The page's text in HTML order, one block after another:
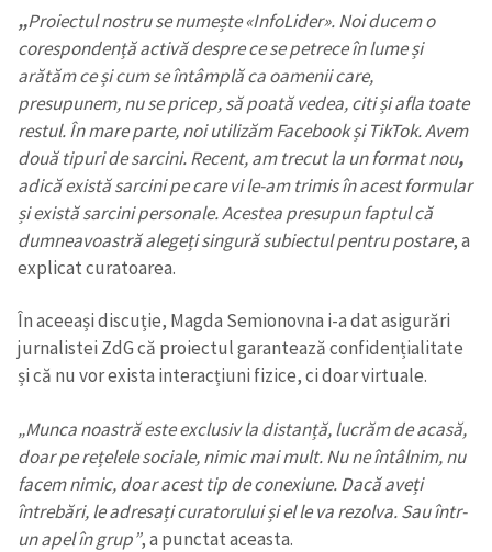
„Proiectul nostru se numește«InfoLider». Noi ducem o
corespondență activă despre ce se petrece în lume și
arătăm ce și cum se întâmplă ca oamenii care,
presupunem, nu se pricep, să poată vedea, citi și afla toate
restul. În mare parte, noi utilizăm Facebook și TikTok. Avem
două tipuri de sarcini. Recent, am trecut la un format nou,
adică există sarcini pe care vi le-am trimis în acest formular
și există sarcini personale. Acestea presupun faptul că
dumneavoastră alegeți singură subiectul pentru postare, a
explicat curatoarea.
În aceeași discuție, Magda Semionovna i-a dat asigurări
jurnalistei ZdG că proiectul garantează confidențialitate
și că nu vor exista interacțiuni fizice, ci doar virtuale.
„Munca noastră este exclusiv la distanță, lucrăm de acasă,
doar pe rețelele sociale, nimic mai mult.Nu ne întâlnim, nu
facem nimic, doar acest tip de conexiune. Dacă aveți
întrebări, le adresați curatorului și el le va rezolva. Sau într-
un apel în grup”, a punctat aceasta.